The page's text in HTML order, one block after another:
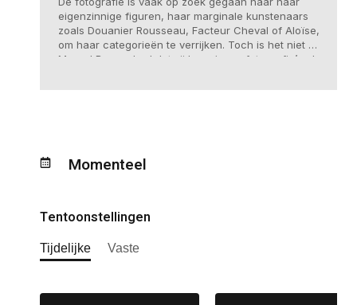
eigenzinnige figuren, haar marginale kunstenaars
zoals Douanier Rousseau, Facteur Cheval of Aloïse,
om haar categorieën te verrijken. Toch is het niet bij
Marcel Bascoulard dat zij haar ‘ruwe fotografie’ zal
Momenteel
Tentoonstellingen
Tijdelijke Vaste